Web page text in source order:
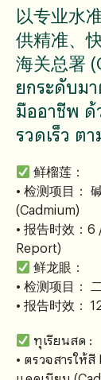
以专业水
供精准、
海关总署
ยกระดับม
มืออาชีพ ด้
รวดเร็ว ต
鲜榴莲：
• 检测项目：
(Cadmium)
• 报告时效：
Report)
鲜龙眼：
• 检测项目：
• 报告时效：
ทุเรียนสด :
• ตรวจสารให้